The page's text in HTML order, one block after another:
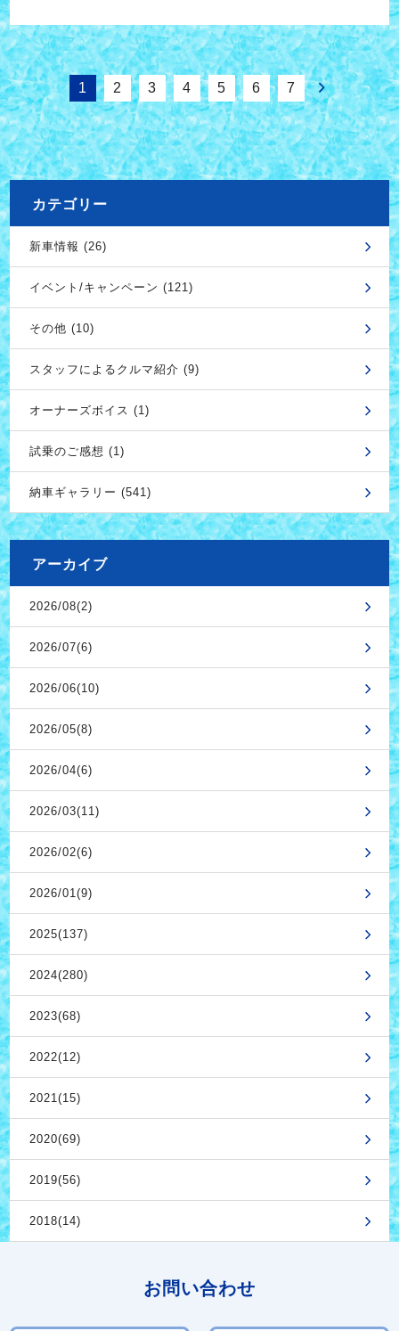
1 2 3 4 5 6 7
カテゴリー
新車情報 (26)
イベント/キャンペーン (121)
その他 (10)
スタッフによるクルマ紹介 (9)
オーナーズボイス (1)
試乗のご感想 (1)
納車ギャラリー (541)
アーカイブ
2026/08(2)
2026/07(6)
2026/06(10)
2026/05(8)
2026/04(6)
2026/03(11)
2026/02(6)
2026/01(9)
2025(137)
2024(280)
2023(68)
2022(12)
2021(15)
2020(69)
2019(56)
2018(14)
お問い合わせ